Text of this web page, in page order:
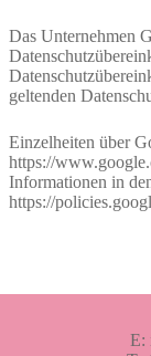
Das Unternehmen
geltenden
Einzelheiten über
https://
Informationen in
https://
E: